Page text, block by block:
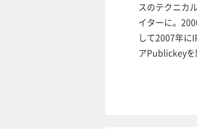
スのテクニカ
イターに。
して2007年に
アPublickeyを